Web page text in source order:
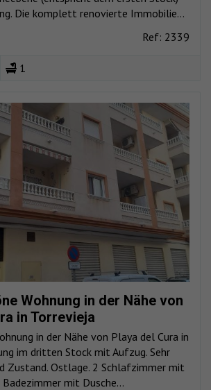
Die komplett renovierte Immobilie...
Ref: 2339
1
Wohnung in der Nähe von
in Torrevieja
in der Nähe von Playa del Cura in
im dritten Stock mit Aufzug. Sehr
Zustand. Ostlage. 2 Schlafzimmer mit
Badezimmer mit Dusche...